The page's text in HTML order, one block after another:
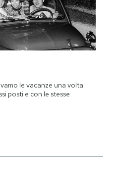
le vacanze una volta:
posti e con le stesse